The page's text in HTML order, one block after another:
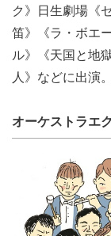
ク》日生劇場《
笛》《ラ・ボエ
ル》《天国と地
人》などに出演
オーケストラエ